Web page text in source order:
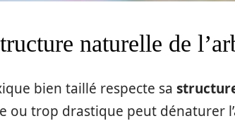
naturelle de
bien taillé respecte sa
ou trop drastique peut dénaturer